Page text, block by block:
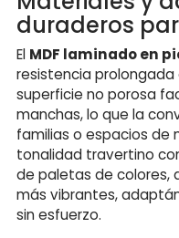
duraderos
El MDF laminado en
resistencia
superficie no porosa
manchas, lo que la
familias o espacios de
tonalidad travertino
de paletas de colores,
más vibrantes,
sin esfuerzo.